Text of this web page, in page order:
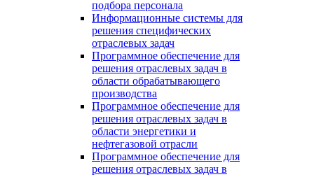
подбора персонала
Информационные системы для
решения специфических
отраслевых задач
Программное обеспечение для
решения отраслевых задач в
области обрабатывающего
производства
Программное обеспечение для
решения отраслевых задач в
области энергетики и
нефтегазовой отрасли
Программное обеспечение для
решения отраслевых задач в